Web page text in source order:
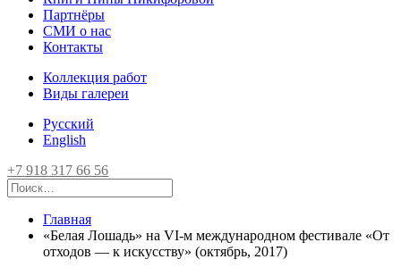
Партнёры
СМИ о нас
Контакты
Коллекция работ
Виды галереи
Русский
English
+7 918 317 66 56
Главная
«Белая Лошадь» на VI-м международном фестивале «От
отходов — к искусству» (октябрь, 2017)